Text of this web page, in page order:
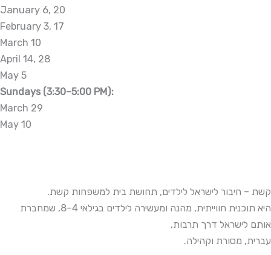
January 6, 20
February 3, 17
March 10
April 14, 28
May 5
Sundays (3:30–5:00 PM):
March 29
May 10
קשת – חיבור לישראל לילדים, תחושת בית למשפחות קשת.
היא תוכנית חווייתית, מהנה ומעשירה לילדים בגילאי 4–8, שמחברת
אותם לישראל דרך תרבות,
עברית, מסורת וקהילה.